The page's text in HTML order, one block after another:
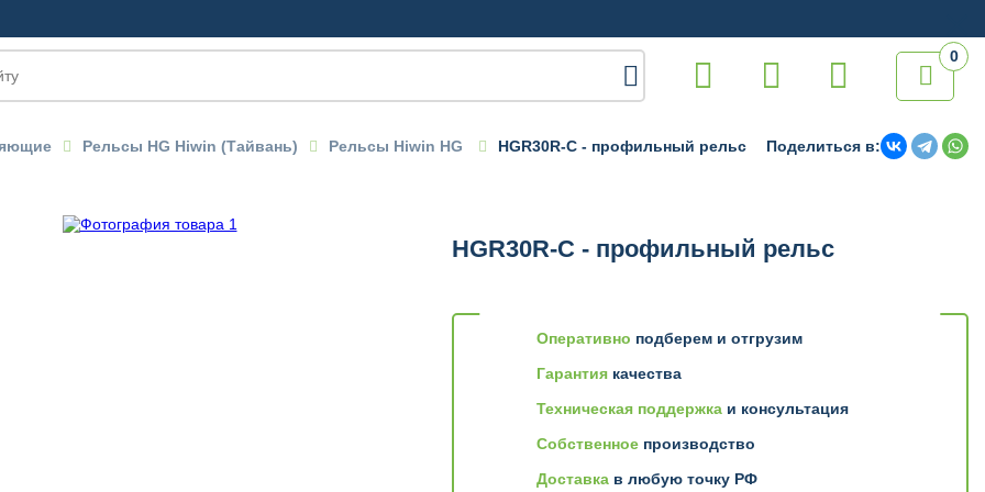

0
Рельсы HG Hiwin (Тайвань) Рельсы Hiwin HG HGR30R-C - профильный рельс Поделиться в:
HGR30R-C - профильный рельс
Оперативно подберем и отгрузим
Гарантия качества
Техническая поддержка и консультация
Собственное производство
Доставка в любую точку РФ